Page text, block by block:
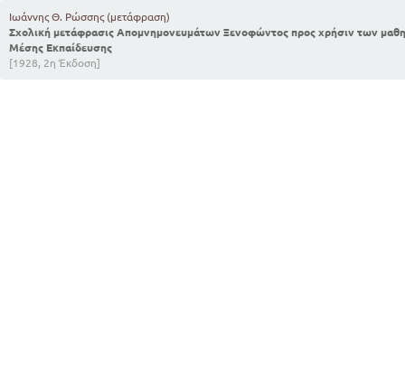
Ιωάννης Θ. Ρώσσης (μετάφραση)
Σχολική μετάφρασις Απομνημονευμάτων Ξενοφώντος προς χρήσιν των
Μέσης Εκπαίδευσης
[1928, 2η Έκδοση]